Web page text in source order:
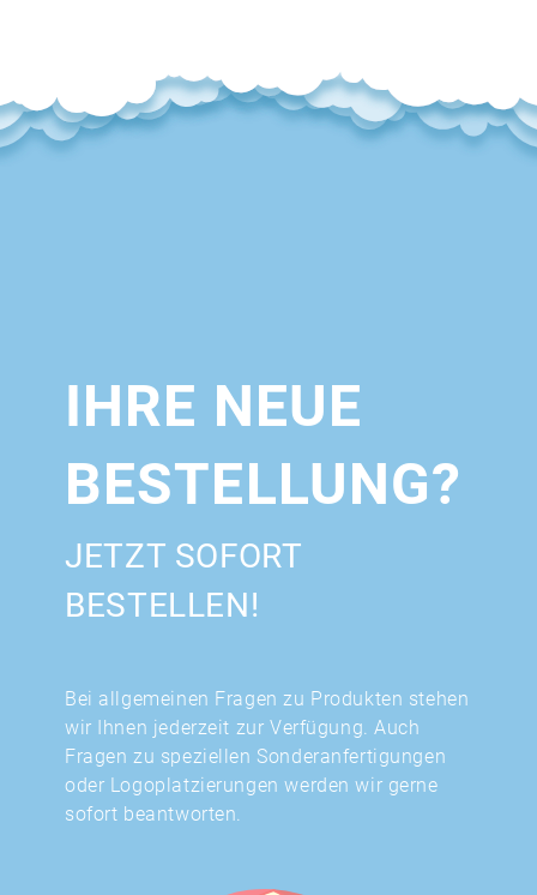
IHRE NEUE
BESTELLUNG?
JETZT SOFORT
BESTELLEN!
Bei allgemeinen Fragen zu Produkten stehen
wir Ihnen jederzeit zur Verfügung. Auch
Fragen zu speziellen Sonderanfertigungen
oder Logoplatzierungen werden wir gerne
sofort beantworten.